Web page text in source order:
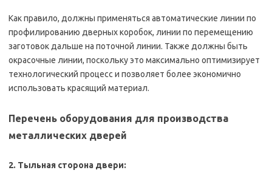
Как правило, должны применяться автоматические линии по
профилированию дверных коробок, линии по перемещению
заготовок дальше на поточной линии. Также должны быть
окрасочные линии, поскольку это максимально оптимизирует
технологический процесс и позволяет более экономично
использовать красящий материал.
Перечень оборудования для производства
металлических дверей
2. Тыльная сторона двери: